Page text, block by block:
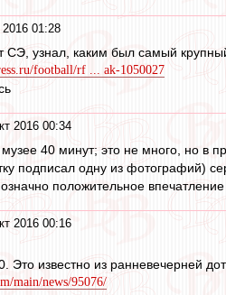
2016 01:28
СЭ, узнал, каким был самый
football/rf ... ak-1050027
2016 00:34
40 минут; это не много, но в
подписал одну из фотографий)
положительное
2016 00:16
Это известно из ранневечерней
main/news/95076/